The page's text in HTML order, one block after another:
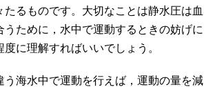
たるものです。大切なことは静水圧は血
うために，水中で運動するときの妨げに
に理解すればいいでしょう。
う海水中で運動を行えば，運動の量を減